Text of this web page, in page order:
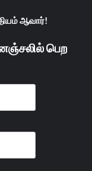
ஆவார்!
பெற